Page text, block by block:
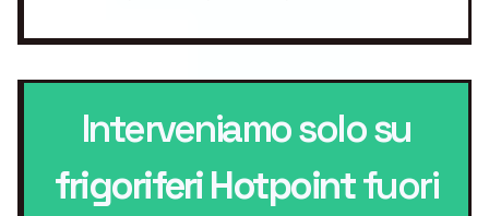
Interveniamo solo su
frigoriferi Hotpointfuori